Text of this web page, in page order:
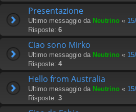
Presentazione
Ultimo messaggio da Neutrino «
Risposte: 6
Ciao sono Mirko
Ultimo messaggio da Neutrino «
Risposte: 4
Hello from Australia
Ultimo messaggio da Neutrino «
Risposte: 3